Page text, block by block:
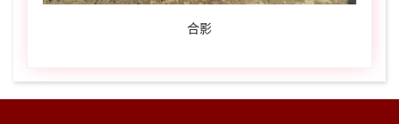
合影